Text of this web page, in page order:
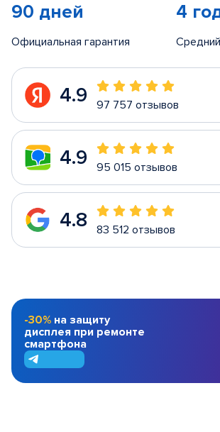
90 дней
Официальная гарантия
4
4.9 97 757 отзывов
4.9 95 015 отзывов
4.8 83 512 отзывов
-30% на защиту
дисплея при ремонте
смартфона